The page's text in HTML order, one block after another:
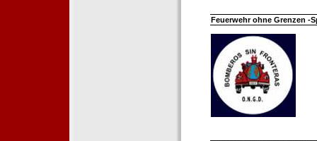
Feuerwehr ohne Grenzen -